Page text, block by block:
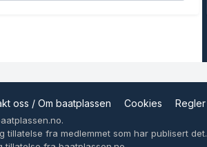
oss / Om baatplassen Cookies Regler
fra medlemmet som har publisert det.